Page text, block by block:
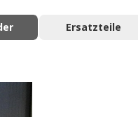
Ersatzteile